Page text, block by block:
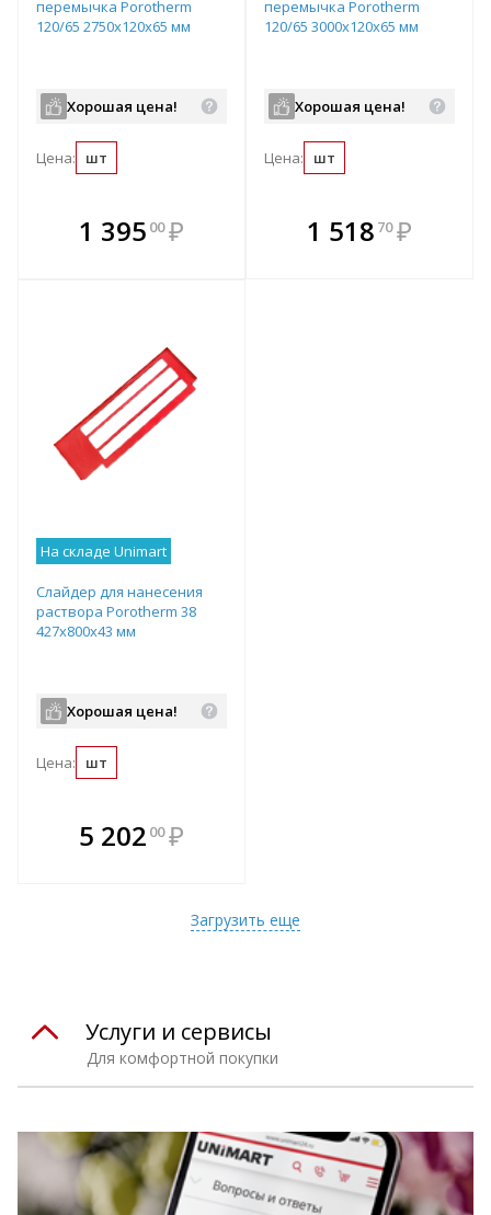
перемычка Porotherm
120/65 2750х120х65 мм
Хорошая цена!
Цена: шт
1 395 00 ₽
В комплекте
всегда выгоднее!
перемычка Porotherm
120/65 3000х120х65 мм
Хорошая цена!
Цена: шт
В комплекте
всегда выгоднее!
1 518 70 ₽
На складе Unimart
Слайдер для нанесения
раствора Porotherm 38
427х800х43 мм
Хорошая цена!
Цена: шт
5 202 00 ₽
Загрузить еще
Для комфортной покупки
Услуги и сервисы